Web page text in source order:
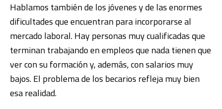
Hablamos también de los jóvenes y de las enormes
dificultades que encuentran para incorporarse al
mercado laboral. Hay personas muy cualificadas que
terminan trabajando en empleos que nada tienen que
ver con su formación y, además, con salarios muy
bajos. El problema de los becarios refleja muy bien
esa realidad.